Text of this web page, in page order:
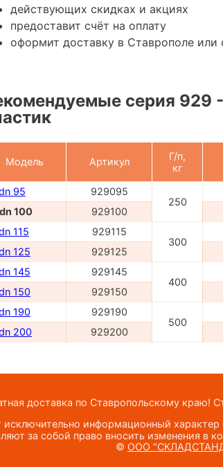
действующих скидках и акциях
предоставит счёт на оплату
оформит доставку в Ставрополе
серия 929
Модель Артикул
Г/п,
кг
95
929095
250
100
929100
115
929115
300
125
929125
145
929145
400
150
929150
190
929190
500
200
929200
доставка по Ставропольскому краю!
информационный характер
за собой право вносить изменения в
© ООО